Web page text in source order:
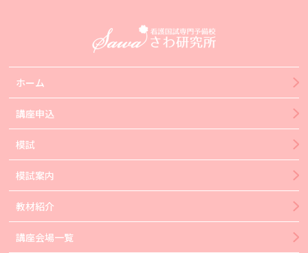
ホーム
講座申込
模試
模試案内
教材紹介
講座会場一覧